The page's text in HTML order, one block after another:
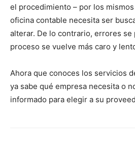
el procedimiento – por los
oficina contable necesita ser
alterar. De lo contrario, errores se
proceso se vuelve más caro y
Ahora que conoces los servicios
ya sabe qué empresa necesita o
informado para elegir a su